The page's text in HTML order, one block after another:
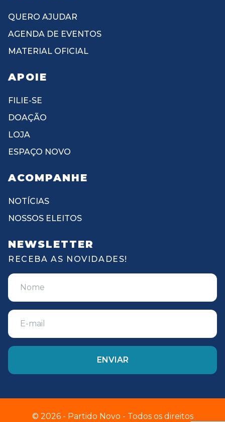
QUERO AJUDAR
AGENDA DE EVENTOS
MATERIAL OFICIAL
APOIE
FILIE-SE
DOAÇÃO
LOJA
ESPAÇO NOVO
ACOMPANHE
NOTÍCIAS
NOSSOS ELEITOS
NEWSLETTER
RECEBA AS NOVIDADES!
© 2026 - Partido Novo - Todos os direitos